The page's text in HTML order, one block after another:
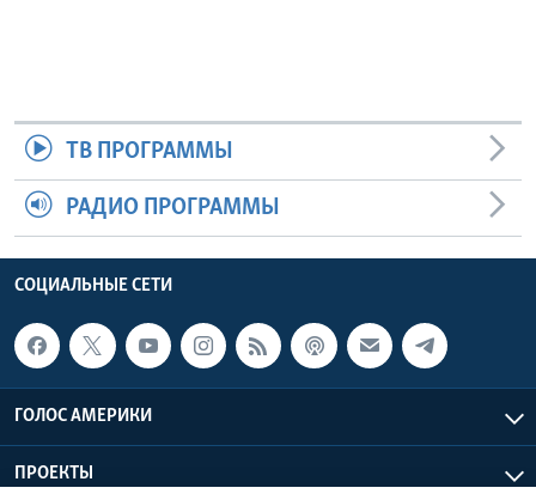
ТВ ПРОГРАММЫ
РАДИО ПРОГРАММЫ
СОЦИАЛЬНЫЕ СЕТИ
ГОЛОС АМЕРИКИ
ПРОЕКТЫ